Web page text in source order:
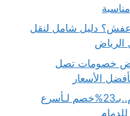
دليل شامل لنقل
الرياض
خصومات تصل
نقل عفش من الرياض للدمام..بـ23%خصم لـأسرع